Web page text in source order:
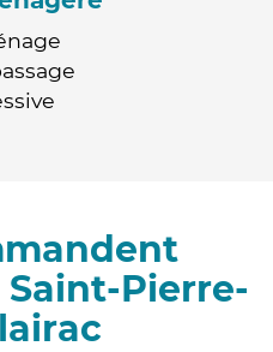
Saint-Pierre-